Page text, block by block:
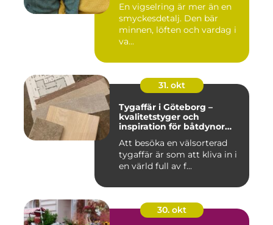
En vigselring är mer än en
smyckesdetalj. Den bär
minnen, löften och vardag i
va...
31. okt
Tygaffär i Göteborg –
kvalitetstyger och
inspiration för båtdynor
Att besöka en välsorterad
tygaffär är som att kliva in i
en värld full av f...
30. okt